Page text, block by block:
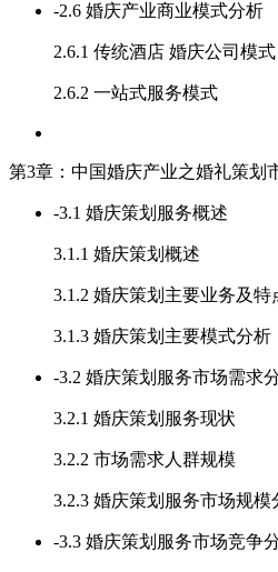
-2.6 婚庆产业商业模式分析
2.6.1 传统酒店 婚庆公司模式
2.6.2 一站式服务模式
第3章：中国婚庆产业之婚礼策划
-3.1 婚庆策划服务概述
3.1.1 婚庆策划概述
3.1.2 婚庆策划主要业务及特
3.1.3 婚庆策划主要模式分析
-3.2 婚庆策划服务市场需求
3.2.1 婚庆策划服务现状
3.2.2 市场需求人群规模
3.2.3 婚庆策划服务市场规模
-3.3 婚庆策划服务市场竞争